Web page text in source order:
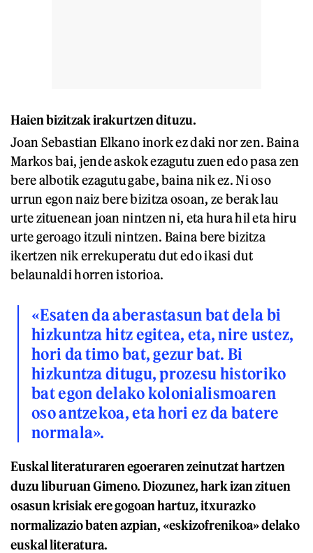
Haien bizitzak irakurtzen dituzu.
Joan Sebastian Elkano inork ez daki nor zen. Baina
Markos bai, jende askok ezagutu zuen edo pasa zen
bere albotik ezagutu gabe, baina nik ez. Ni oso
urrun egon naiz bere bizitza osoan, ze berak lau
urte zituenean joan nintzen ni, eta hura hil eta hiru
urte geroago itzuli nintzen. Baina bere bizitza
ikertzen nik errekuperatu dut edo ikasi dut
belaunaldi horren istorioa.
«Esaten da aberastasun bat dela bi
hizkuntza hitz egitea, eta, nire ustez,
hori da timo bat, gezur bat. Bi
hizkuntza ditugu, prozesu historiko
bat egon delako kolonialismoaren
oso antzekoa, eta hori ez da batere
normala».
Euskal literaturaren egoeraren zeinutzat hartzen
duzu liburuan Gimeno. Diozunez, hark izan zituen
osasun krisiak ere gogoan hartuz, itxurazko
normalizazio baten azpian, «eskizofrenikoa» delako
euskal literatura.